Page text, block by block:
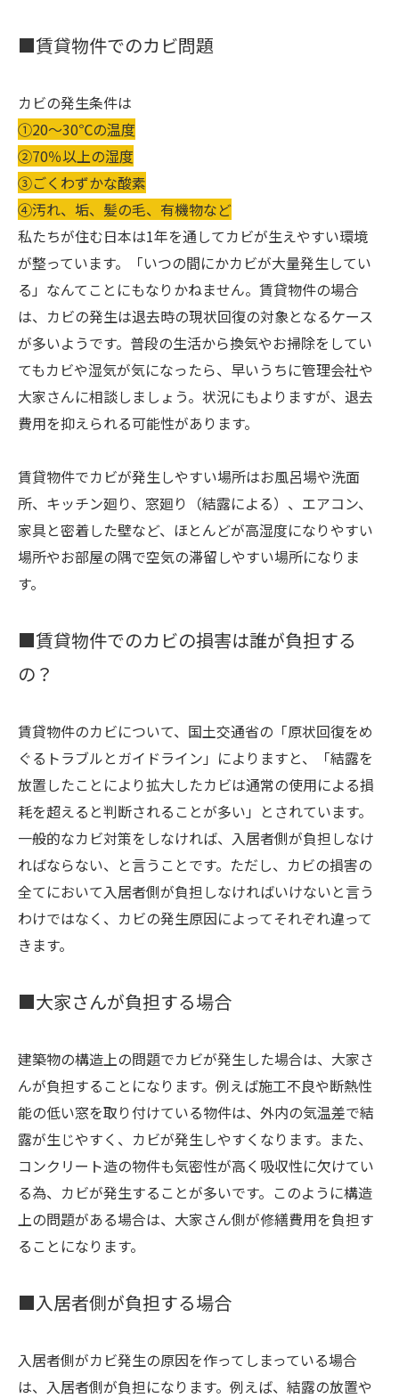
■賃貸物件でのカビ問題
カビの発生条件は
①20～30℃の温度
②70％以上の湿度
③ごくわずかな酸素
④汚れ、垢、髪の毛、有機物など
私たちが住む日本は1年を通してカビが生えやすい環境
が整っています。「いつの間にかカビが大量発生してい
る」なんてことにもなりかねません。賃貸物件の場合
は、カビの発生は退去時の現状回復の対象となるケース
が多いようです。普段の生活から換気やお掃除をしてい
てもカビや湿気が気になったら、早いうちに管理会社や
大家さんに相談しましょう。状況にもよりますが、退去
費用を抑えられる可能性があります。
賃貸物件でカビが発生しやすい場所はお風呂場や洗面
所、キッチン廻り、窓廻り（結露による）、エアコン、
家具と密着した壁など、ほとんどが高湿度になりやすい
場所やお部屋の隅で空気の滞留しやすい場所になりま
す。
■賃貸物件でのカビの損害は誰が負担する
の？
賃貸物件のカビについて、国土交通省の「原状回復をめ
ぐるトラブルとガイドライン」によりますと、「結露を
放置したことにより拡大したカビは通常の使用による損
耗を超えると判断されることが多い」とされています。
一般的なカビ対策をしなければ、入居者側が負担しなけ
ればならない、と言うことです。ただし、カビの損害の
全てにおいて入居者側が負担しなければいけないと言う
わけではなく、カビの発生原因によってそれぞれ違って
きます。
■大家さんが負担する場合
建築物の構造上の問題でカビが発生した場合は、大家さ
んが負担することになります。例えば施工不良や断熱性
能の低い窓を取り付けている物件は、外内の気温差で結
露が生じやすく、カビが発生しやすくなります。また、
コンクリート造の物件も気密性が高く吸収性に欠けてい
る為、カビが発生することが多いです。このように構造
上の問題がある場合は、大家さん側が修繕費用を負担す
ることになります。
■入居者側が負担する場合
入居者側がカビ発生の原因を作ってしまっている場合
は、入居者側が負担になります。例えば、結露の放置や